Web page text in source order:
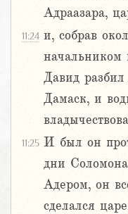
Адраазара,
11:24 и, собрав
начальником
Давид
Дамаск, и
11:25 И был он
дни
Адером, он
сделался